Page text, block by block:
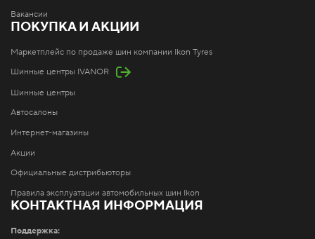
Вакансии
ПОКУПКА И АКЦИИ
Маркетплейс по продаже шин компании Ikon Tyres
Шинные центры IVANOR
Шинные центры
Автосалоны
Интернет-магазины
Акции
Официальные дистрибьюторы
Правила эксплуатации автомобильных шин Ikon
КОНТАКТНАЯ ИНФОРМАЦИЯ
Поддержка: